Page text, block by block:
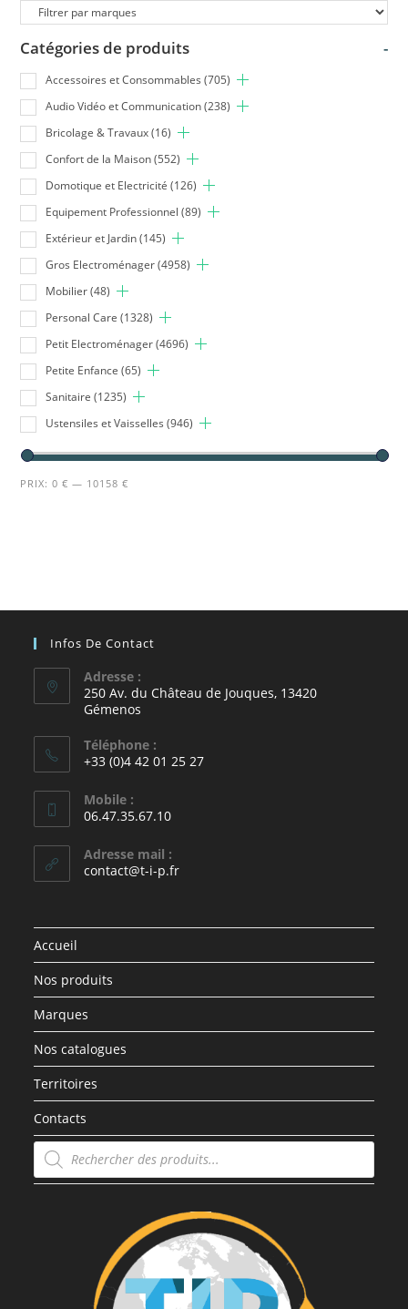
Catégories de produits -
Accessoires et Consommables (705)
Audio Vidéo et Communication (238)
Bricolage & Travaux (16)
Confort de la Maison (552)
Domotique et Electricité (126)
Equipement Professionnel (89)
Extérieur et Jardin (145)
Gros Electroménager (4958)
Mobilier (48)
Personal Care (1328)
Petit Electroménager (4696)
Petite Enfance (65)
Sanitaire (1235)
Ustensiles et Vaisselles (946)
PRIX:0 € — 10158 €
Infos De Contact
Adresse :
250 Av. du Château de Jouques, 13420
Gémenos
Téléphone :
+33 (0)4 42 01 25 27
Mobile :
06.47.35.67.10
Adresse mail :
contact@t-i-p.fr
Accueil
Nos produits
Marques
Nos catalogues
Territoires
Contacts
Recherche
de
produits